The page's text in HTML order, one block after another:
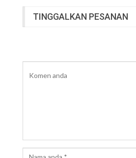
TINGGALKAN PESANAN